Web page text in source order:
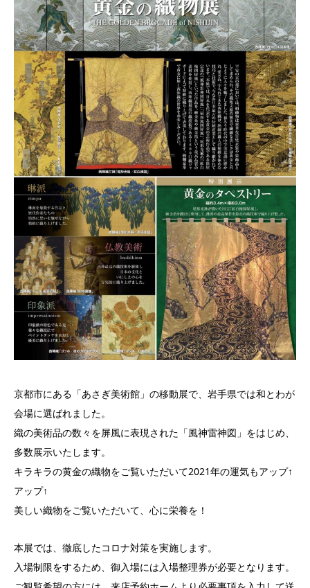
京都市にある「あさぎ美術館」の移動展で、岩手県では和とわが
会場に選ばれました。
織の美術品の数々を屏風に表現された「風神雷神図」をはじめ、
多数展示いたします。
キラキラの黄金の織物をご覧いただいて2021年の運気もアップ↑
アップ↑
美しい織物をご覧いただいて、心に栄養を！
本展では、徹底したコロナ対策を実施します。
入場制限をするため、御入場には入場整理券が必要となります。